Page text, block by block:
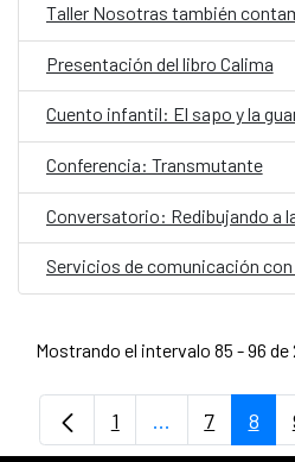
Taller Nosotras también
Presentación del libro Calima
Conferencia: Transmutante
Conversatorio: Redibujando a
Mostrando el intervalo 85 - 96
Página
1 ...PáginasPágina
7 8